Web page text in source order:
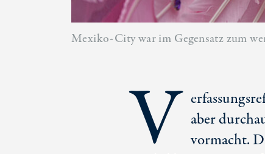
Mexiko-City war im Gegensatz zum
V aber
vormacht.